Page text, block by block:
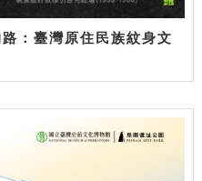
：臺灣原住民族紋身文